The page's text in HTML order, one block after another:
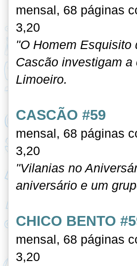
mensal, 68 páginas
3,20
"O Homem Esquisito
Cascão investigam
Limoeiro.
CASCÃO #59
mensal, 68 páginas
3,20
"Vilanias no
aniversário e um
CHICO BENTO
mensal, 68 páginas
3,20